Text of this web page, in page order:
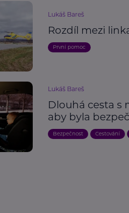
Lukáš Bareš
Rozdíl mezi
První pomoc
Lukáš Bareš
Dlouhá cesta s
aby byla
Bezpečnost Cestování